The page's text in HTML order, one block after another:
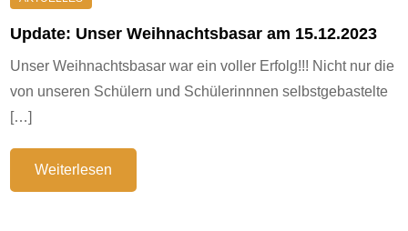
Update: Unser Weihnachtsbasar am 15.12.2023
Unser Weihnachtsbasar war ein voller Erfolg!!! Nicht nur die
von unseren Schülern und Schülerinnnen selbstgebastelte
[…]
Weiterlesen